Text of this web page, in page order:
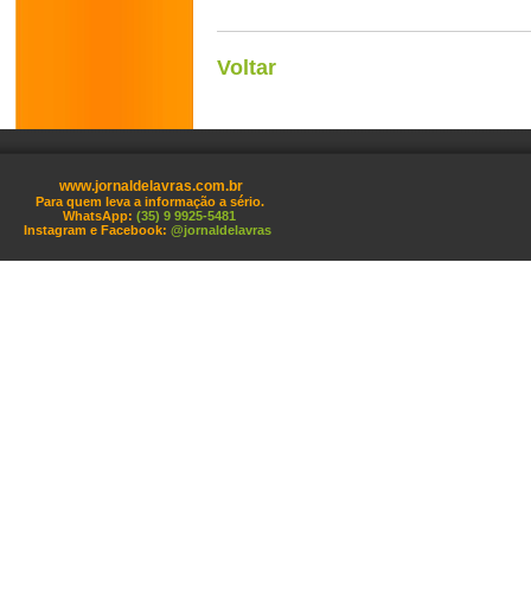
Voltar
www.jornaldelavras.com.br
Para quem leva a informação a sério.
WhatsApp: (35) 9 9925-5481
Instagram e Facebook: @jornaldelavras